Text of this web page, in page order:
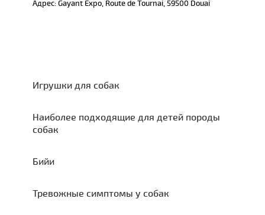
Адрес: Gayant Expo, Route de Tournai, 59500 Douai
Игрушки для собак
Наиболее подходящие для детей породы
собак
Бийи
Тревожные симптомы у собак